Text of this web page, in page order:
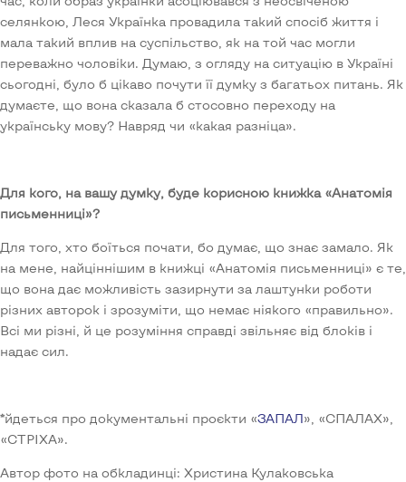
селянкою, Леся Українка провадила такий спосіб життя і
мала такий вплив на суспільство, як на той час могли
переважно чоловіки. Думаю, з огляду на ситуацію в Україні
сьогодні, було б цікаво почути її думку з багатьох питань. Як
думаєте, що вона сказала б стосовно переходу на
українську мову? Навряд чи «какая разніца».
Для кого, на вашу думку, буде корисною книжка «Анатомія
письменниці»?
Для того, хто боїться почати, бо думає, що знає замало. Як
на мене, найціннішим в книжці «Анатомія письменниці» є те,
що вона дає можливість зазирнути за лаштунки роботи
різних авторок і зрозуміти, що немає ніякого «правильно».
Всі ми різні, й це розуміння справді звільняє від блоків і
надає сил.
*йдеться про документальні проєкти «ЗАПАЛ», «СПАЛАХ»,
«СТРІХА».
Автор фото на обкладинці: Христина Кулаковська